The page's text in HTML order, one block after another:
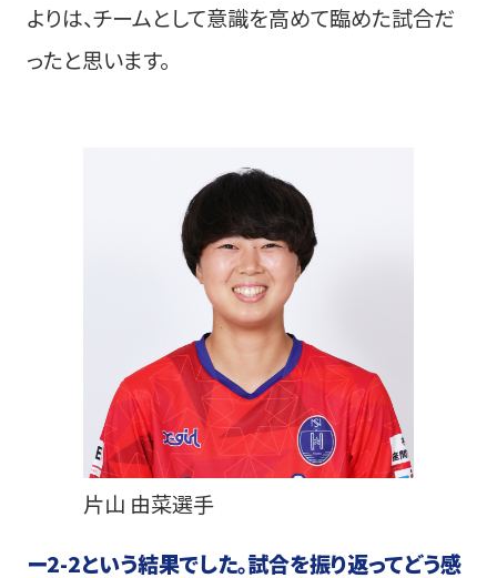
よりは、チームとして意識を高めて臨めた試合だ
ったと思います。
片山 由菜選手
ー2-2という結果でした。試合を振り返ってどう感